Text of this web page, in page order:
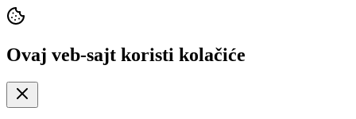
Ovaj veb-sajt koristi kolačiće